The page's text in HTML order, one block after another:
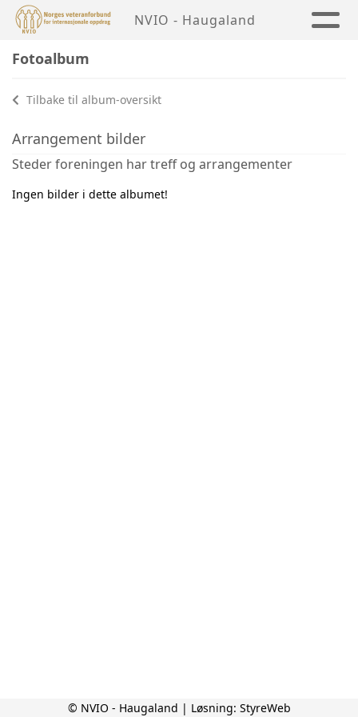
NVIO - Haugaland
Fotoalbum
Tilbake til album-oversikt
Arrangement bilder
Steder foreningen har treff og arrangementer
Ingen bilder i dette albumet!
© NVIO - Haugaland | Løsning: StyreWeb